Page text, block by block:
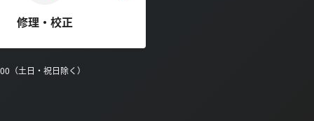
修理・校正
（土日・祝日除く）